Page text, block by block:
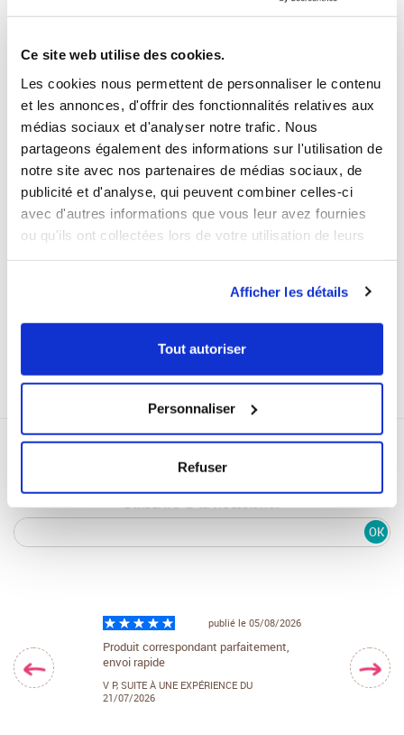
Ce site web utilise des cookies.
Les cookies nous permettent de personnaliser le contenu
et les annonces, d'offrir des fonctionnalités relatives aux
médias sociaux et d'analyser notre trafic. Nous
partageons également des informations sur l'utilisation de
notre site avec nos partenaires de médias sociaux, de
publicité et d'analyse, qui peuvent combiner celles-ci
avec d'autres informations que vous leur avez fournies
ou qu'ils ont collectées lors de votre utilisation de leurs
Afficher les détails
Tout autoriser
Personnaliser
Refuser
pour vous aider à mieux choisir
Expédition rapide
sous 48h dans le monde entier
Paiement sécurisé
Frais de port offerts
OK
EXPÉRIENCE
publié le 05/08/2026
Produit correspondant parfaitement,
envoi rapide
V P, SUITE À UNE EXPÉRIENCE DU
21/07/2026
Facile d'accès
VALÉRIE B,SUITE
27/07/2026